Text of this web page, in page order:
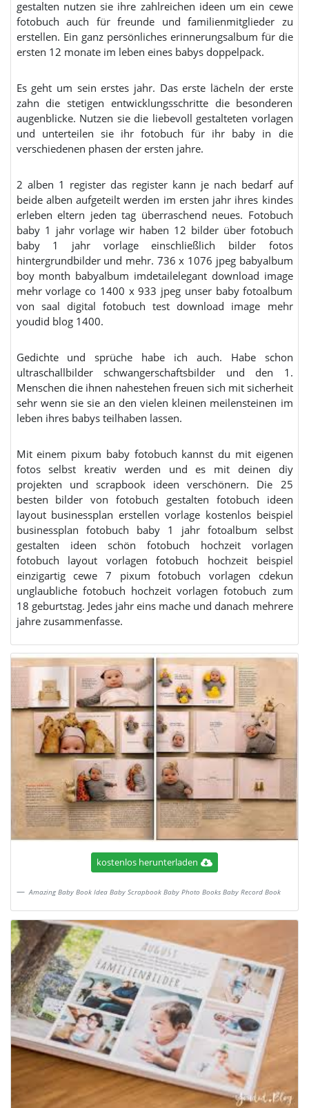
gestalten nutzen sie ihre zahlreichen ideen um ein cewe
fotobuch auch für freunde und familienmitglieder zu
erstellen. Ein ganz persönliches erinnerungsalbum für die
ersten 12 monate im leben eines babys doppelpack.
Es geht um sein erstes jahr. Das erste lächeln der erste
zahn die stetigen entwicklungsschritte die besonderen
augenblicke. Nutzen sie die liebevoll gestalteten vorlagen
und unterteilen sie ihr fotobuch für ihr baby in die
verschiedenen phasen der ersten jahre.
2 alben 1 register das register kann je nach bedarf auf
beide alben aufgeteilt werden im ersten jahr ihres kindes
erleben eltern jeden tag überraschend neues. Fotobuch
baby 1 jahr vorlage wir haben 12 bilder über fotobuch
baby 1 jahr vorlage einschließlich bilder fotos
hintergrundbilder und mehr. 736 x 1076 jpeg babyalbum
boy month babyalbum imdetailelegant download image
mehr vorlage co 1400 x 933 jpeg unser baby fotoalbum
von saal digital fotobuch test download image mehr
youdid blog 1400.
Gedichte und sprüche habe ich auch. Habe schon
ultraschallbilder schwangerschaftsbilder und den 1.
Menschen die ihnen nahestehen freuen sich mit sicherheit
sehr wenn sie sie an den vielen kleinen meilensteinen im
leben ihres babys teilhaben lassen.
Mit einem pixum baby fotobuch kannst du mit eigenen
fotos selbst kreativ werden und es mit deinen diy
projekten und scrapbook ideen verschönern. Die 25
besten bilder von fotobuch gestalten fotobuch ideen
layout businessplan erstellen vorlage kostenlos beispiel
businessplan fotobuch baby 1 jahr fotoalbum selbst
gestalten ideen schön fotobuch hochzeit vorlagen
fotobuch layout vorlagen fotobuch hochzeit beispiel
einzigartig cewe 7 pixum fotobuch vorlagen cdekun
unglaubliche fotobuch hochzeit vorlagen fotobuch zum
18 geburtstag. Jedes jahr eins mache und danach mehrere
jahre zusammenfasse.
kostenlos herunterladen
Amazing Baby Book Idea Baby Scrapbook Baby Photo Books Baby Record Book